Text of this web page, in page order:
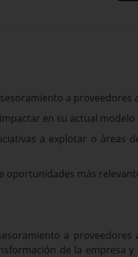
a proveedores
en su actual modelo
a explotar o áreas
oportunidades más
a
de la empresa